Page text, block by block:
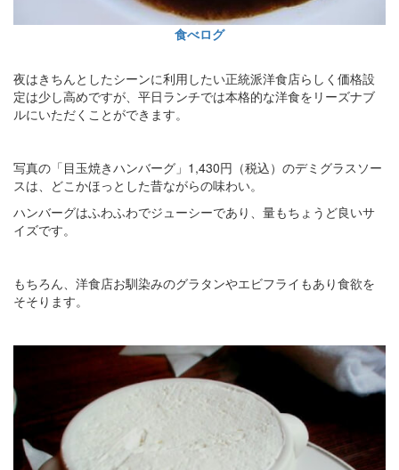
食べログ
夜はきちんとしたシーンに利用したい正統派洋食店らしく価格設
定は少し高めですが、平日ランチでは本格的な洋食をリーズナブ
ルにいただくことができます。
写真の「目玉焼きハンバーグ」1,430円（税込）のデミグラスソー
スは、どこかほっとした昔ながらの味わい。
ハンバーグはふわふわでジューシーであり、量もちょうど良いサ
イズです。
もちろん、洋食店お馴染みのグラタンやエビフライもあり食欲を
そそります。